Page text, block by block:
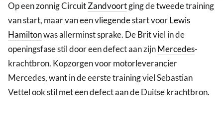
Op een zonnig CircuitZandvoortging de tweede training
van start, maar van een vliegende start voorLewis
Hamiltonwas allerminst sprake. De Brit viel in de
openingsfase stil door een defect aan zijnMercedes-
krachtbron. Kopzorgen voor motorleverancier
Mercedes, want in de eerste training viel Sebastian
Vettel ook stil met een defect aan de Duitse krachtbron.